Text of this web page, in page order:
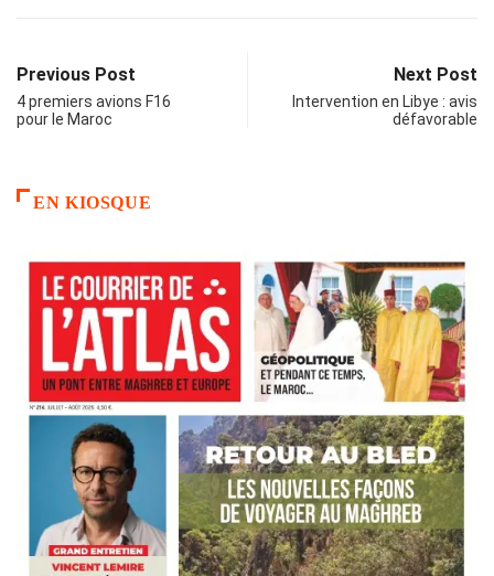
Previous Post
4 premiers avions F16
pour le Maroc
Next Post
Intervention en Libye : avis
défavorable
EN KIOSQUE